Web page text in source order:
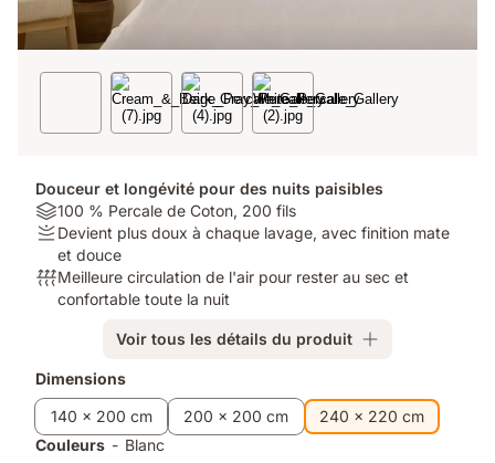
Douceur et longévité pour des nuits paisibles
Material:
100
Percale
100 % Percale de Coton, 200 fils
Firmness:
Devient
plus
doux
avec
finition
mate
et
Devient plus doux à chaque lavage, avec finition mate
et douce
Respirabilité:
Meilleure
pour
rester
au
sec
Meilleure circulation de l'air pour rester au sec et
confortable toute la nuit
Voir tous les détails du produit
Produits
supplémentaires
Dimensions
140 x 200 cm
200 x 200 cm
240 x 220 cm
Couleurs - Blanc